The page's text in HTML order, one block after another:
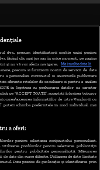
dvs., precum identificatorii cookie unici pentru
făcând clic mai jos sau în orice moment, pe pagina
și nu vă vor afecta navigarea.
Mai multe detalii
precum si furnizorii nostri de servicii de date
a personaliza continutul si anunturile publicitare
aferente retelelor de socializare si pentru a analiza
in legatura cu prelucrarea datelor cu caracter
pe “ACCEPT TOATE”, acceptati folosirea tuturor
accesarea informatiilor de catre Vendor-ii cu
puteti schimba preferintele in mod individual, mai
a oferi:
pentru selectarea conținutului personalizat.
Utilizarea profilurilor pentru selectarea publicității
pentru publicitate personalizată. Măsurarea
date din surse diferite. Utilizarea de date limitate
Date precise de geolocație și identificarea prin